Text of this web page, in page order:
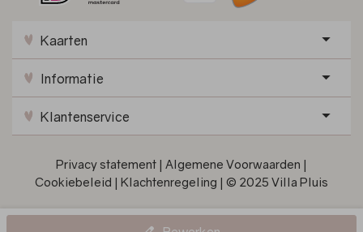
Kaarten
Informatie
Klantenservice
Privacy statement | Algemene Voorwaarden |
Cookiebeleid | Klachtenregeling | © 2025 Villa Pluis